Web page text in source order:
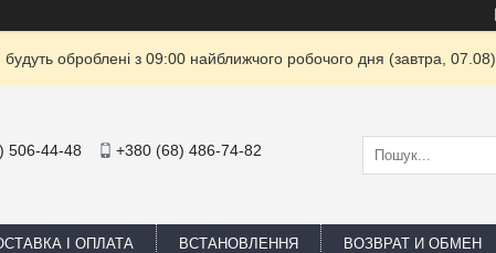
оброблені з 09:00 найближчого робочого дня (завтра, 07.08).
506-44-48 +380 (68) 486-74-82
І ОПЛАТА ВСТАНОВЛЕННЯ ВОЗВРАТ И ОБМЕН